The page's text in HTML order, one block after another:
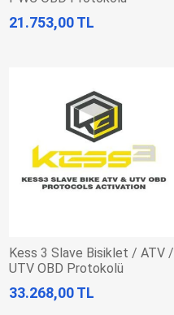
Aktivasyonu
21.753,00 TL
Kess 3 Slave Bisiklet / ATV /
UTV OBD Protokolü
33.268,00 TL